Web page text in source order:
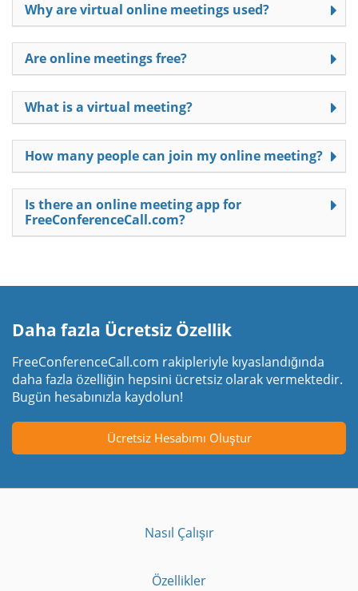
Why are virtual online meetings used?
Are online meetings free?
What is a virtual meeting?
How many people can join my online meeting?
Is there an online meeting app for
FreeConferenceCall.com?
Daha fazla Ücretsiz Özellik
FreeConferenceCall.com rakipleriyle kıyaslandığında
daha fazla özelliğin hepsini ücretsiz olarak vermektedir.
Bugün hesabınızla kaydolun!
Ücretsiz Hesabımı Oluştur
Nasıl Çalışır
Özellikler